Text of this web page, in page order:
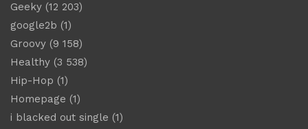
Geeky (12 203)
google2b (1)
Groovy (9 158)
Healthy (3 538)
Hip-Hop (1)
Homepage (1)
i blacked out single (1)